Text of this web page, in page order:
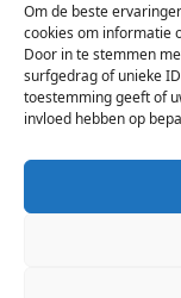
Om de beste
cookies om informatie
Door in te stemmen
surfgedrag of unieke
toestemming geeft of
invloed hebben op